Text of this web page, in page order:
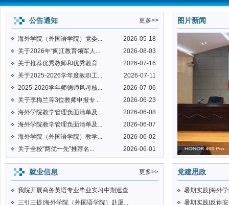
公告通知 更多>>
海外学院（外国语学院）党委...
2026-05-18
关于2026年“闽江教育领军人...
2026-08-03
关于推荐优秀教师和优秀教育...
2026-07-16
关于2025-2026学年度教职工...
2026-07-11
2025-2026学年师德师风考核...
2026-07-06
关于李梅兰等3位教师申报专...
2026-06-23
海外学院教学管理负面清单及...
2026-06-08
海外学院教学管理负面清单及...
2026-06-07
海外学院（外国语学院）教学...
2026-06-02
关于全校“两优一先”推荐名...
2026-06-01
就业信息 更多>>
我院开展商务英语专业毕业实习中期巡查...
三引三提|海外学院（外国语学院）赴厦...
图片新闻
党建思政
暑期实践|海外
暑期实践|反诈